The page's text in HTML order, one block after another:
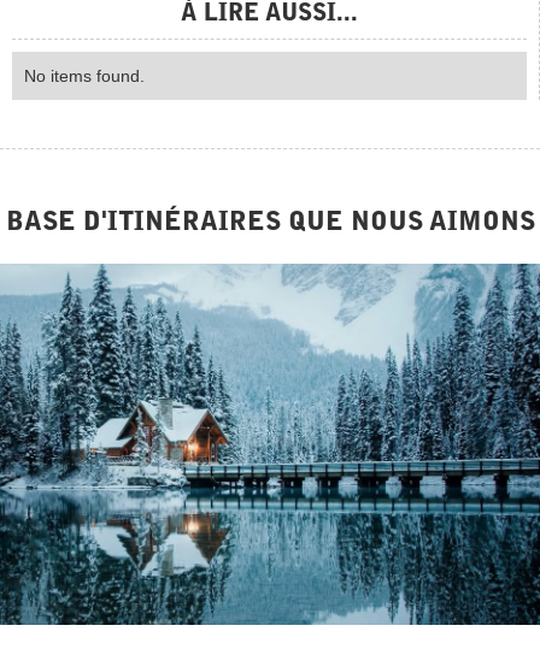
À LIRE AUSSI...
No items found.
BASE D'ITINÉRAIRES QUE NOUS AIMONS